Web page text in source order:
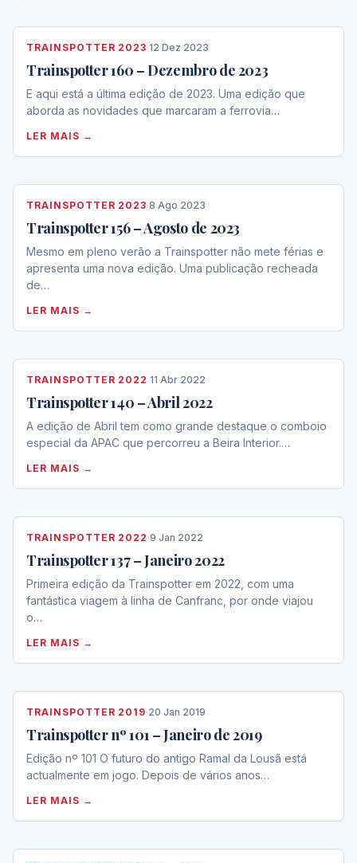
TRAINSPOTTER 2023·12 Dez 2023
Trainspotter 160 – Dezembro de 2023
E aqui está a última edição de 2023. Uma edição que
aborda as novidades que marcaram a ferrovia…
LER MAIS →
TRAINSPOTTER 2023·8 Ago 2023
Trainspotter 156 – Agosto de 2023
Mesmo em pleno verão a Trainspotter não mete férias e
apresenta uma nova edição. Uma publicação recheada
de…
LER MAIS →
TRAINSPOTTER 2022 ·11 Abr 2022
Trainspotter 140 – Abril 2022
A edição de Abril tem como grande destaque o comboio
especial da APAC que percorreu a Beira Interior.…
LER MAIS →
TRAINSPOTTER 2022 ·9 Jan 2022
Trainspotter 137 – Janeiro 2022
Primeira edição da Trainspotter em 2022, com uma
fantástica viagem à linha de Canfranc, por onde viajou
o…
LER MAIS →
TRAINSPOTTER 2019·20 Jan 2019
Trainspotter nº 101 – Janeiro de 2019
Edição nº 101 O futuro do antigo Ramal da Lousã está
actualmente em jogo. Depois de vários anos…
LER MAIS →